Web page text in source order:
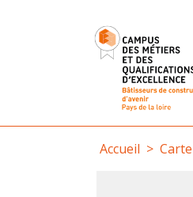
Fil
Accueil